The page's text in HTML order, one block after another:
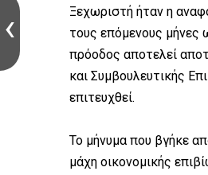
Ξεχωριστή ήταν η
τους επόμενους μήνες
πρόοδος αποτελεί
και Συμβουλευτικής
επιτευχθεί.
Το μήνυμα που βγήκε
μάχη οικονομικής